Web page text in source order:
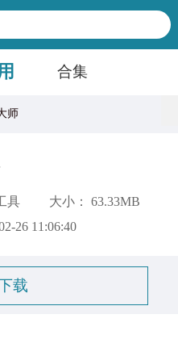
合集
师
具
大小： 63.33MB
26 11:06:40
载